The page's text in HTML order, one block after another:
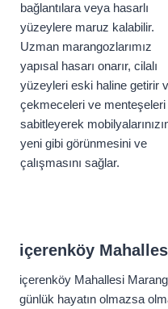
bağlantılara veya hasarlı
yüzeylere maruz kalabilir.
Uzman marangozlarımız
yapısal hasarı onarır, cilalı
yüzeyleri eski haline getirir
çekmeceleri ve menteşeleri
sabitleyerek
yeni gibi görünmesini ve
çalışmasını sağlar.
içerenköy
içerenköy Mahallesi
günlük hayatın olmazsa